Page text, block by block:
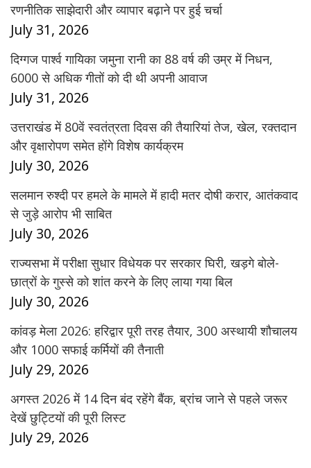
रणनीतिक साझेदारी और व्यापार बढ़ाने पर हुई चर्चा
July 31, 2026
दिग्गज पार्श्व गायिका जमुना रानी का 88 वर्ष की उम्र में निधन,
6000 से अधिक गीतों को दी थी अपनी आवाज
July 31, 2026
उत्तराखंड में 80वें स्वतंत्रता दिवस की तैयारियां तेज, खेल, रक्तदान
और वृक्षारोपण समेत होंगे विशेष कार्यक्रम
July 30, 2026
सलमान रुश्दी पर हमले के मामले में हादी मतर दोषी करार, आतंकवाद
से जुड़े आरोप भी साबित
July 30, 2026
राज्यसभा में परीक्षा सुधार विधेयक पर सरकार घिरी, खड़गे बोले-
छात्रों के गुस्से को शांत करने के लिए लाया गया बिल
July 30, 2026
कांवड़ मेला 2026: हरिद्वार पूरी तरह तैयार, 300 अस्थायी शौचालय
और 1000 सफाई कर्मियों की तैनाती
July 29, 2026
अगस्त 2026 में 14 दिन बंद रहेंगे बैंक, ब्रांच जाने से पहले जरूर
देखें छुट्टियों की पूरी लिस्ट
July 29, 2026